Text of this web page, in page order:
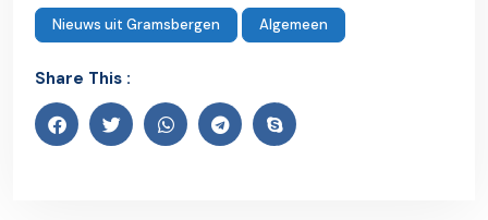
Nieuws uit Gramsbergen Algemeen
Share This :